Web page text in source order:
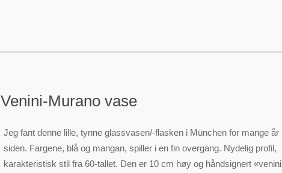
Venini-Murano vase
Jeg fant denne lille, tynne glassvasen/-flasken i München for mange år
siden. Fargene, blå og mangan, spiller i en fin overgang. Nydelig profil,
karakteristisk stil fra 60-tallet. Den er 10 cm høy og håndsignert «venini